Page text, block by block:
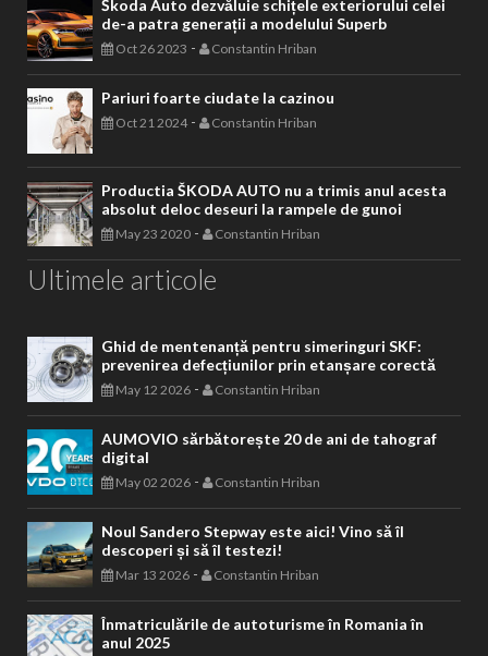
Škoda Auto dezvăluie schițele exteriorului celei
de-a patra generații a modelului Superb
Oct 26 2023 - Constantin Hriban
Pariuri foarte ciudate la cazinou
Oct 21 2024- Constantin Hriban
Productia ŠKODA AUTO nu a trimis anul acesta
absolut deloc deseuri la rampele de gunoi
May 23 2020 - Constantin Hriban
Ultimele articole
Ghid de mentenanță pentru simeringuri SKF:
prevenirea defecțiunilor prin etanșare corectă
May 12 2026 - Constantin Hriban
AUMOVIO sărbătorește 20 de ani de tahograf
digital
May 02 2026 - Constantin Hriban
Noul Sandero Stepway este aici! Vino să îl
descoperi și să îl testezi!
Mar 13 2026 - Constantin Hriban
Înmatriculările de autoturisme în Romania în
anul 2025